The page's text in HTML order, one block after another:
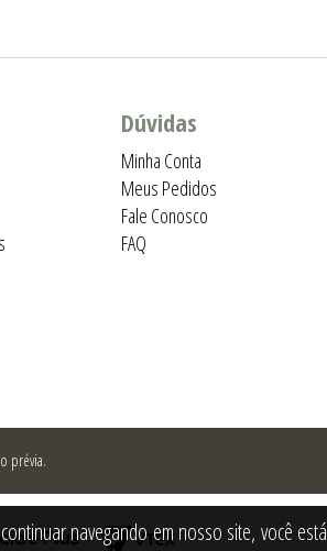
navegando em nosso site, você está
Dúvidas
Minha Conta
Meus Pedidos
Fale Conosco
FAQ
prévia.